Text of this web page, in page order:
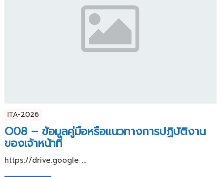
ITA-2026
O08 – ข้อมูลคู่มือหรือแนวทางการปฏิบัติงาน
ของเจ้าหน้าที่
https://drive.google ...